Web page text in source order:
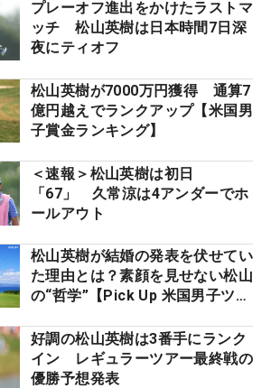
プレーオフ進出をかけたラストマ
ッチ 松山英樹は日本時間7日深
夜にティオフ
松山英樹が7000万円獲得 通算7
億円越えでランクアップ【米国男
子賞金ランキング】
＜速報＞松山英樹は初日
「67」 久常涼は4アンダーでホ
ールアウト
松山英樹が結婚の発表を伏せてい
た理由とは？素顔を見せない松山
の“哲学”【Pick Up 米国男子ツア
好調の松山英樹は3番手にランク
イン レギュラーツアー最終戦の
優勝予想発表